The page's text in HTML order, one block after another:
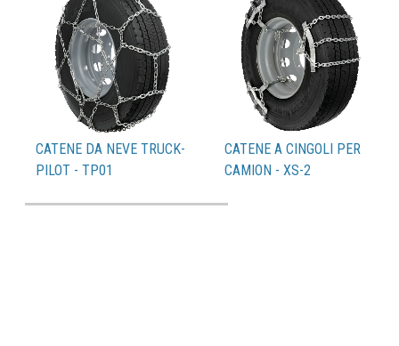
CATENE DA NEVE TRUCK-
PILOT - TP01
CATENE A CINGOLI PER
CAMION - XS-2